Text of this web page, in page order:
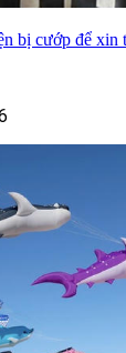
bị cướp để xin